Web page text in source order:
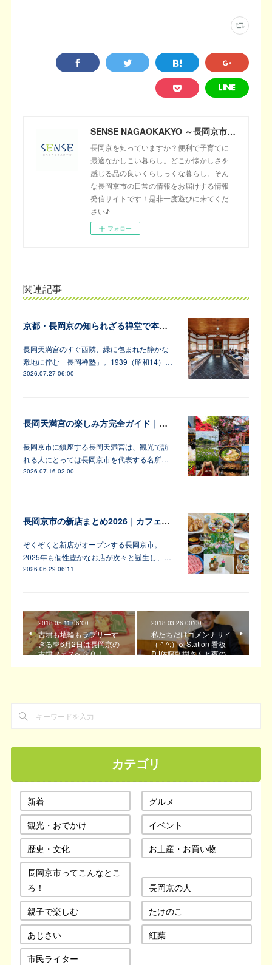
SENSE NAGAOKAKYO ～長岡京市のサブサイト～
長岡京を知っていますか？便利で子育てに
最適なかしこい暮らし。どこか懐かしさを
感じる品の良いくらしっくな暮らし。そん
な長岡京市の日常の情報をお届けする情報
発信サイトです！是非一度遊びに来てくだ
さい♪
フォロー
関連記事
京都・長岡京の知られざる禅堂で本格的な坐禅体験
長岡天満宮のすぐ西隣、緑に包まれた静かな
敷地に佇む「長岡禅塾」。1939（昭和14）…
2026.07.27 06:00
長岡天満宮の楽しみ方完全ガイド｜アンバサダーが教えます！
長岡京市に鎮座する長岡天満宮は、観光で訪
れる人にとっては長岡京市を代表する名所…
2026.07.16 02:00
長岡京市の新店まとめ2026｜カフェ・居酒屋・韓国料理など注目6軒
ぞくぞくと新店がオープンする長岡京市。
2025年も個性豊かなお店が次々と誕生し、…
2026.06.29 06:11
2018.05.11 06:00
古墳も埴輪もラブリーす
ぎる💛6月2日は長岡京の
古墳フェスへＧＯ！
2018.03.26 00:00
私たちだけゴメンナサイ
（ ^ ^;）α-Station 看板
DJ佐藤弘樹さんと夜の…
カテゴリ
新着
グルメ
観光・おでかけ
イベント
歴史・文化
お土産・お買い物
長岡京市ってこんなとこ
ろ！
長岡京の人
親子で楽しむ
たけのこ
あじさい
紅葉
市民ライター